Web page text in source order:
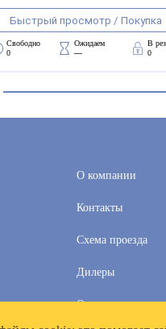
Быстрый просмотр / Покупка
Свободно
0
Ожидаем
—
В
0
О компании
Контакты
Схема проезда
Дилеры
Оплата и доставка